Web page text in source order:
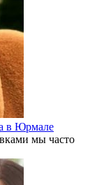
в Юрмале
мы часто